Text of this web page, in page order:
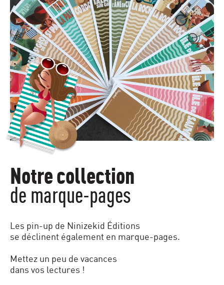
Notre collection
de marque-pages
Les pin-up de Ninizekid Éditions
se déclinent également en marque-pages.
Mettez un peu de vacances
dans vos lectures !